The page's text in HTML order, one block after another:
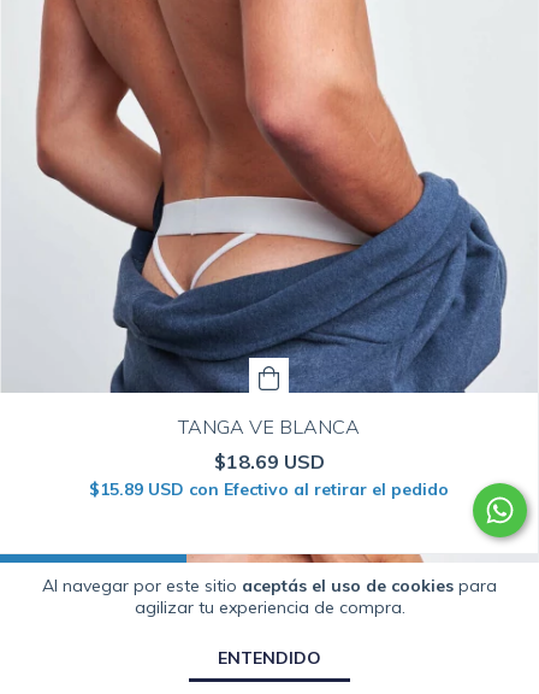
Al navegar por este sitio aceptás el uso de cookies para
agilizar tu experiencia de compra.
ENTENDIDO
TANGA VE BLANCA
$18.69 USD
$15.89 USD con Efectivo al retirar el pedido
HASTA 15% OFF
COMPRANDO EN CANTIDAD